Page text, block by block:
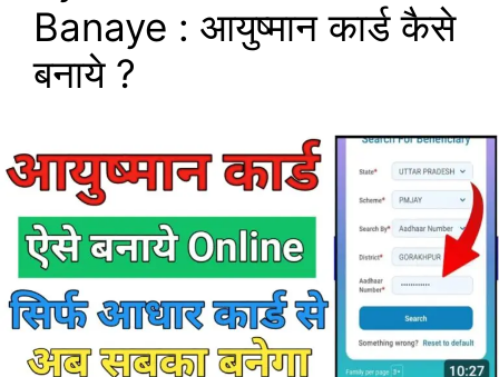
Banaye : आयुष्मान कार्ड कैसे
बनाये ?